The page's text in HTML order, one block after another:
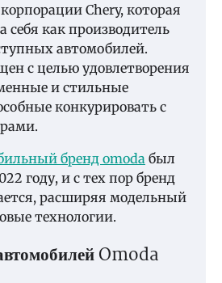
Chery, которая
себя как производитель
автомобилей.
с целью удовлетворения
и стильные
конкурировать с
бренд omoda был
году, и с тех пор бренд
расширяя модельный
технологии.
Omoda